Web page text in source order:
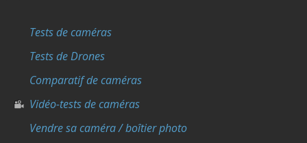
Tests de caméras
Tests de Drones
Comparatif de caméras
Vidéo-tests de caméras
Vendre sa caméra / boîtier photo